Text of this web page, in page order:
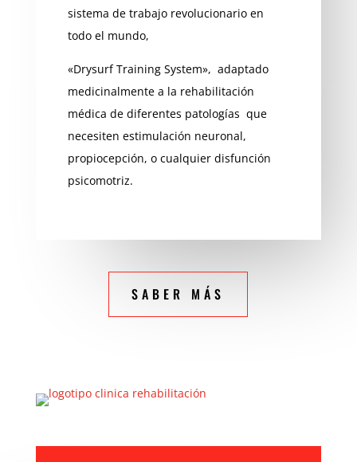
sistema de trabajo revolucionario en
todo el mundo,
«Drysurf Training System», adaptado
medicinalmente a la rehabilitación
médica de diferentes patologías que
necesiten estimulación neuronal,
propiocepción, o cualquier disfunción
psicomotriz.
SABER MÁS